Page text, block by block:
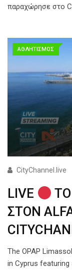
παραχώρησε στο
ΑΘΛΗΤΙΣΜΟΣ
CityChannel.live
LIVE
ΣΤΟΝ
The OPAP
in Cyprus